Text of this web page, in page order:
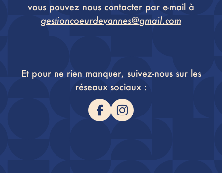
vous pouvez nous contacter par e-mail à
gestioncoeurdevannes@gmail.com
Et pour ne rien manquer, suivez-nous sur les
réseaux sociaux :